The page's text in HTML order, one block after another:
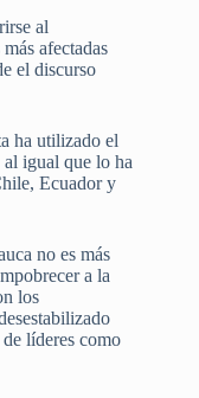
al
afectadas
el discurso
ha utilizado el
igual que lo ha
Ecuador y
no es más
a la
los
líderes como